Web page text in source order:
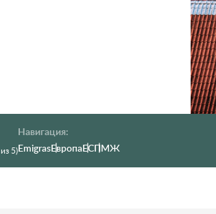
из 5)
Навигация:
EmigrasЕвропаЕСПМЖ